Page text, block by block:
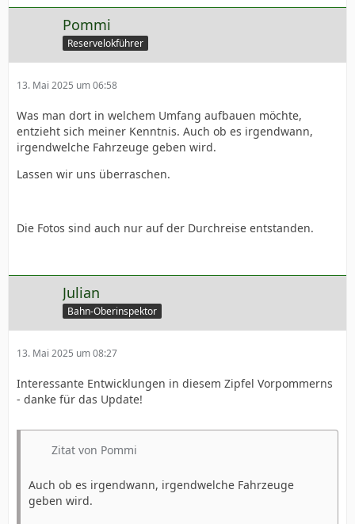
Pommi
Reservelokführer
13. Mai 2025 um 06:58
Was man dort in welchem Umfang aufbauen möchte,
entzieht sich meiner Kenntnis. Auch ob es irgendwann,
irgendwelche Fahrzeuge geben wird.
Lassen wir uns überraschen.
Die Fotos sind auch nur auf der Durchreise entstanden.
Julian
Bahn-Oberinspektor
13. Mai 2025 um 08:27
Interessante Entwicklungen in diesem Zipfel Vorpommerns
- danke für das Update!
Zitat von Pommi
Auch ob es irgendwann, irgendwelche Fahrzeuge
geben wird.